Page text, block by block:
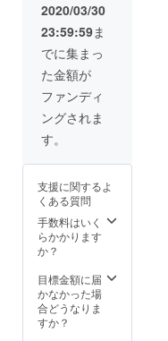
筆サイ
ン入り
色紙 ※
記載す
るお名
前を支
援時に
「備考
欄」へ
い。
2020/03/30
23:59:59ま
でに集まっ
た金額が
ファンディ
ングされま
す。
支援に関するよ
くある質問
手数料はいく
らかかります
か？
目標金額に届
かなかった場
合どうなりま
すか？